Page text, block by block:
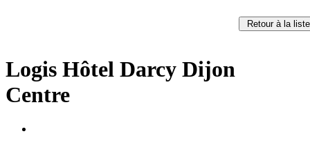
Retour à la liste
Logis Hôtel Darcy Dijon
Centre